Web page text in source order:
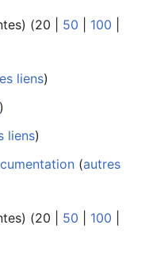
) (20 50 100
liens)
)
liens)
‏‎ (autres
) (20 50 100